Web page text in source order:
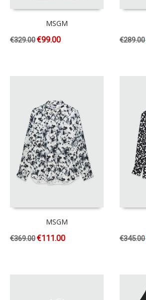
MSGM
€329.00€99.00 €289.00
MSGM
€369.00€111.00 €345.00